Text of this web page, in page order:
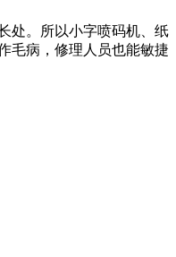
处。所以小字喷码机、纸
毛病，修理人员也能敏捷